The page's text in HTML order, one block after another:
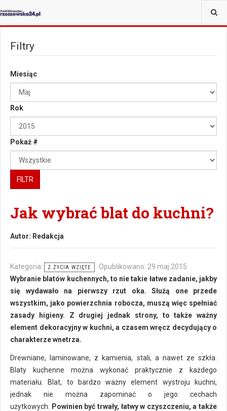
JESTEŚ TUTAJ:
Filtry
Miesiąc
Rok
Pokaż #
FILTR
Jak wybrać blat do kuchni?
Autor: Redakcja
Kategoria: Z ŻYCIA WZIĘTE
Opublikowano: 29 maj 2015
Wybranie blatów kuchennych, to nie takie łatwe zadanie, jakby
się wydawało na pierwszy rzut oka. Służą one przede
wszystkim, jako powierzchnia robocza, muszą więc spełniać
zasady higieny. Z drugiej jednak strony, to także ważny
element dekoracyjny w kuchni, a czasem wręcz decydujący o
charakterze wnetrza.
Drewniane, laminowane, z kamienia, stali, a nawet ze szkła.
Blaty kuchenne można wykonać praktycznie z każdego
materiału. Blat, to bardzo ważny element wystroju kuchni,
jednak nie można zapominać o jego cechach
użytkowych.
Powinien być trwały, łatwy w czyszczeniu, a także